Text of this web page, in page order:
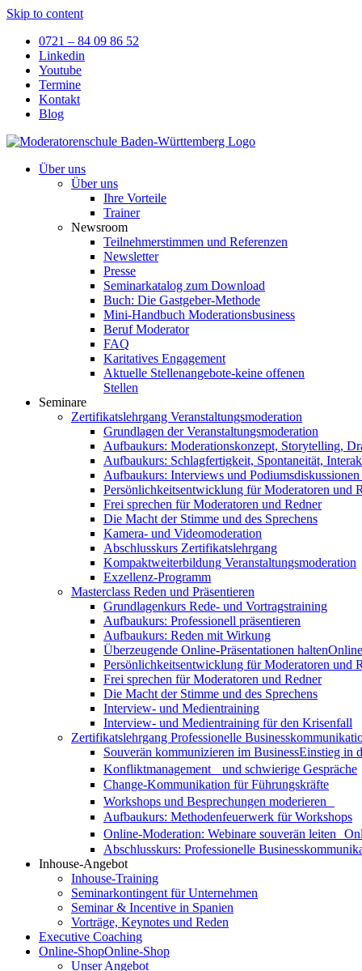
Skip to content
0721 – 84 09 86 52
Linkedin
Youtube
Termine
Kontakt
Blog
Über uns
Über uns
Ihre Vorteile
Trainer
Newsroom
Teilnehmerstimmen und Referenzen
Newsletter
Presse
Seminarkatalog zum Download
Buch: Die Gastgeber-Methode
Mini-Handbuch Moderationsbusiness
Beruf Moderator
FAQ
Karitatives Engagement
Aktuelle Stellenangebote-keine offenen
Stellen
Seminare
Zertifikatslehrgang Veranstaltungsmoderation
Grundlagen der Veranstaltungsmoderation
Aufbaukurs: Moderationskonzept, Storytelling,
Aufbaukurs: Schlagfertigkeit, Spontaneität,
Aufbaukurs: Interviews und
Persönlichkeitsentwicklung für Moderatoren und
Frei sprechen für Moderatoren und Redner
Die Macht der Stimme und des Sprechens
Kamera- und Videomoderation
Abschlusskurs Zertifikatslehrgang
Kompaktweiterbildung Veranstaltungsmoderation
Exzellenz-Programm
Masterclass Reden und Präsentieren
Grundlagenkurs Rede- und Vortragstraining
Aufbaukurs: Professionell präsentieren
Aufbaukurs: Reden mit Wirkung
Überzeugende Online-Präsentationen halten
Persönlichkeitsentwicklung für Moderatoren und
Frei sprechen für Moderatoren und Redner
Die Macht der Stimme und des Sprechens
Interview- und Medientraining
Interview- und Medientraining für den Krisenfall
Zertifikatslehrgang Professionelle
Souverän kommunizieren im BusinessEinstieg in
Konfliktmanagement und schwierige Gespräche
Change-Kommunikation für Führungskräfte
Workshops und Besprechungen moderieren
Aufbaukurs: Methodenfeuerwerk für Workshops
Online-Moderation: Webinare souverän leiten
Abschlusskurs: Professionelle
Inhouse-Angebot
Inhouse-Training
Seminarkontingent für Unternehmen
Seminar & Incentive in Spanien
Vorträge, Keynotes und Reden
Executive Coaching
Online-ShopOnline-Shop
Unser Angebot